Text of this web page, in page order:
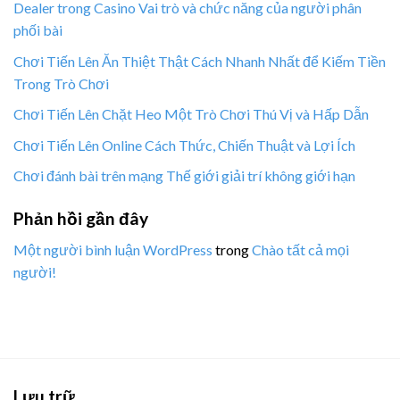
Dealer trong Casino Vai trò và chức năng của người phân
phối bài
Chơi Tiến Lên Ăn Thiệt Thật Cách Nhanh Nhất để Kiếm Tiền
Trong Trò Chơi
Chơi Tiến Lên Chặt Heo Một Trò Chơi Thú Vị và Hấp Dẫn
Chơi Tiến Lên Online Cách Thức, Chiến Thuật và Lợi Ích
Chơi đánh bài trên mạng Thế giới giải trí không giới hạn
Phản hồi gần đây
Một người bình luận WordPress trongChào tất cả mọi
người!